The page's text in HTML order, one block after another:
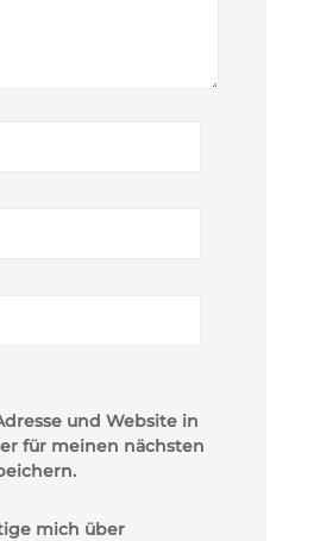
und Website in
für meinen nächsten
mich über